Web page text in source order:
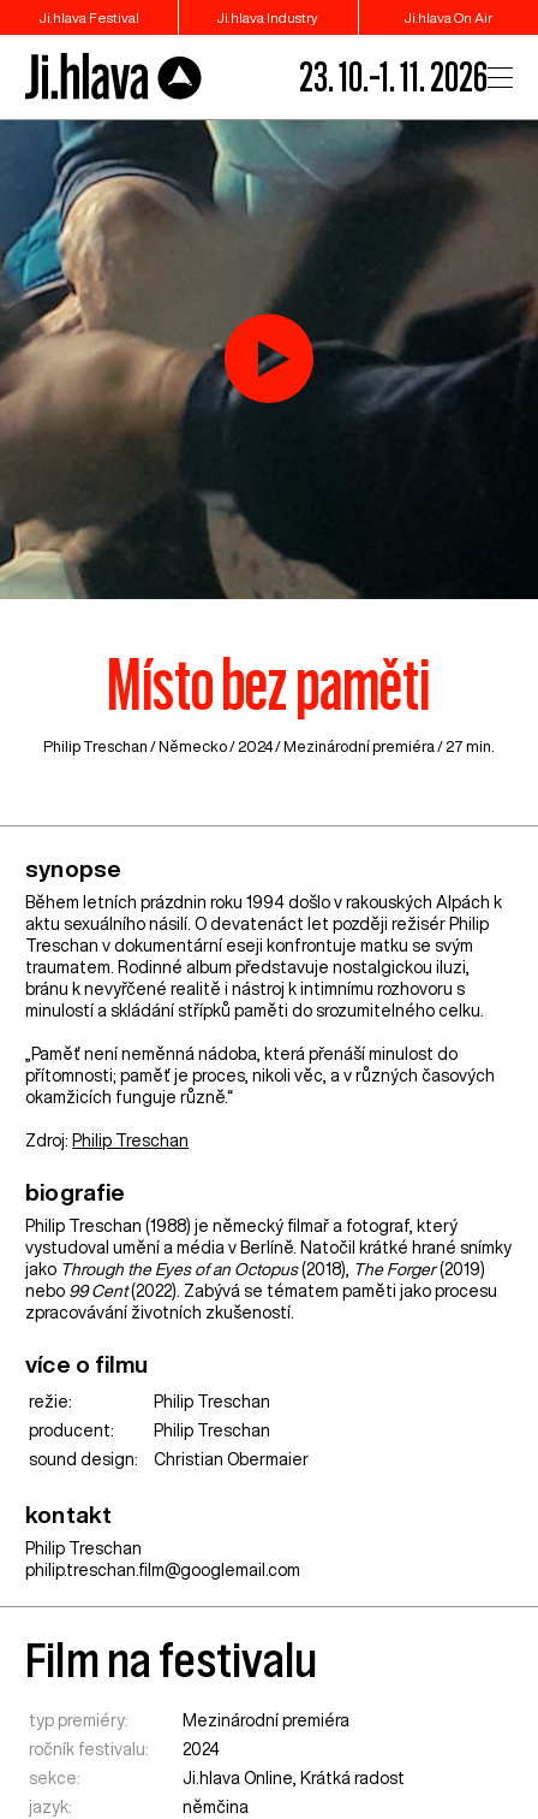
Ji.hlava Festival Ji.hlava Industry Ji.hlava On Air
23. 10.–1. 11. 2026
Místo bez paměti
Philip Treschan / Německo/ 2024 / Mezinárodní premiéra / 27 min.
synopse
Během letních prázdnin roku 1994 došlo v rakouských Alpách k
aktu sexuálního násilí. O devatenáct let později režisér Philip
Treschan v dokumentární eseji konfrontuje matku se svým
traumatem. Rodinné album představuje nostalgickou iluzi,
bránu k nevyřčené realitě i nástroj k intimnímu rozhovoru s
minulostí a skládání střípků paměti do srozumitelného celku.
„Paměť není neměnná nádoba, která přenáší minulost do
přítomnosti; paměť je proces, nikoli věc, a v různých časových
okamžicích funguje různě.“
Zdroj: Philip Treschan
biografie
Philip Treschan (1988) je německý filmař a fotograf, který
vystudoval umění a média v Berlíně. Natočil krátké hrané snímky
jako Through the Eyes of an Octopus(2018), The Forger(2019)
nebo 99 Cent(2022). Zabývá se tématem paměti jako procesu
zpracovávání životních zkušeností.
více o filmu
režie:
Philip Treschan
producent:
Philip Treschan
sound design:
Christian Obermaier
kontakt
Philip Treschan
philip.treschan.film@googlemail.com
Film na festivalu
typ premiéry:
Mezinárodní premiéra
ročník festivalu:
2024
sekce:
Ji.hlava Online, Krátká radost
jazyk:
němčina